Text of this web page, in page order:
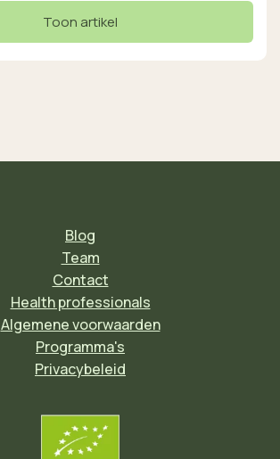
Toon artikel
Blog
Team
Contact
Health professionals
Algemene voorwaarden
Programma's
Privacybeleid